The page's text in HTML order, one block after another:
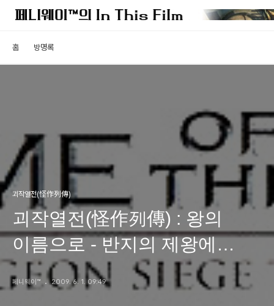
홈 방명록
괴작열전(怪作列傳)
괴작열전(怪作列傳) : 왕의
이름으로 - 반지의 제왕에
도전한 우웨 볼의 블록버스터?
페니웨이™ 2009. 6. 1. 09:49